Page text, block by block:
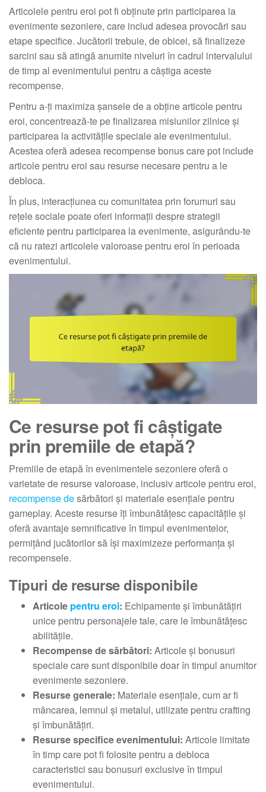
Articolele pentru eroi pot fi obținute prin participarea la
evenimente sezoniere, care includ adesea provocări sau
etape specifice. Jucătorii trebuie, de obicei, să finalizeze
sarcini sau să atingă anumite niveluri în cadrul intervalului
de timp al evenimentului pentru a câștiga aceste
recompense.
Pentru a-ți maximiza șansele de a obține articole pentru
eroi, concentrează-te pe finalizarea misiunilor zilnice și
participarea la activitățile speciale ale evenimentului.
Acestea oferă adesea recompense bonus care pot include
articole pentru eroi sau resurse necesare pentru a le
debloca.
În plus, interacțiunea cu comunitatea prin forumuri sau
rețele sociale poate oferi informații despre strategii
eficiente pentru participarea la evenimente, asigurându-te
că nu ratezi articolele valoroase pentru eroi în perioada
evenimentului.
Ce resurse pot fi câștigate
prin premiile de etapă?
Premiile de etapă în evenimentele sezoniere oferă o
varietate de resurse valoroase, inclusiv articole pentru eroi,
recompense desărbători și materiale esențiale pentru
gameplay. Aceste resurse îți îmbunătățesc capacitățile și
oferă avantaje semnificative în timpul evenimentelor,
permițând jucătorilor să își maximizeze performanța și
recompensele.
Tipuri de resurse disponibile
Articole pentru eroi: Echipamente și îmbunătățiri
unice pentru personajele tale, care le îmbunătățesc
abilitățile.
Recompense de sărbători: Articole și bonusuri
speciale care sunt disponibile doar în timpul anumitor
evenimente sezoniere.
Resurse generale: Materiale esențiale, cum ar fi
mâncarea, lemnul și metalul, utilizate pentru crafting
și îmbunătățiri.
Resurse specifice evenimentului: Articole limitate
în timp care pot fi folosite pentru a debloca
caracteristici sau bonusuri exclusive în timpul
evenimentului.